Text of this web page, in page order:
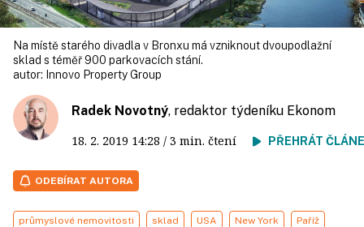
Na místě starého divadla v Bronxu má vzniknout dvoupodlažní
sklad s téměř 900 parkovacích stání.
autor: Innovo Property Group
Radek Novotný, redaktor týdeníku Ekonom
18. 2. 2019 14:28 / 3 min. čtení PŘEHRÁT
ODEBÍRAT AUTORA
průmyslové nemovitosti sklad USA New York Paříž